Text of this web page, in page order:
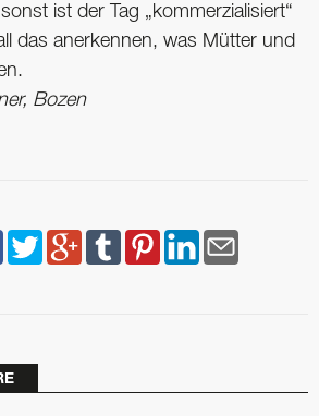
ist der Tag „kommerzialisiert“
das anerkennen, was Mütter und
Bozen